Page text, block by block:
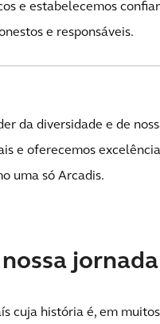
e estabelecemos
e responsáveis.
da diversidade e de
e oferecemos
uma só Arcadis.
jornada
cuja história é, em